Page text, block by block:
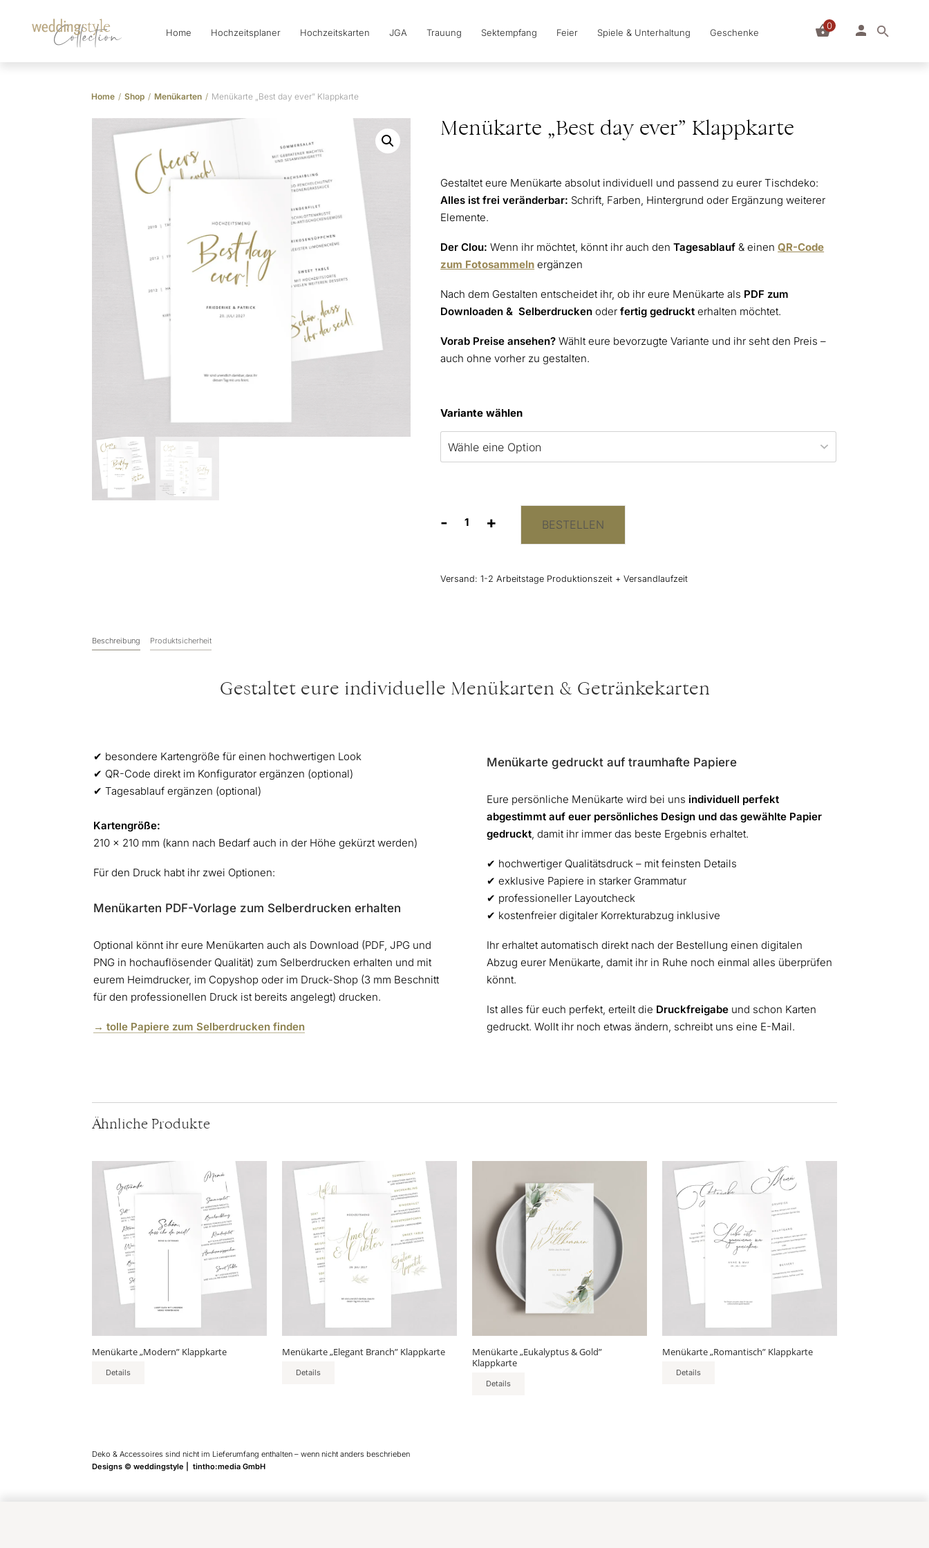
Collection Home Hochzeitsplaner Hochzeitskarten JGA Trauung Sektempfang Feier Spiele & Unterhaltung Geschenke
0
Home / Shop / Menükarten / Menükarte „Best day ever” Klappkarte
Menükarte „Best day ever” Klappkarte
Gestaltet eure Menükarte absolut individuell und passend zu eurer Tischdeko:
Alles ist frei veränderbar: Schrift, Farben, Hintergrund oder Ergänzung weiterer
Elemente.
Der Clou: Wenn ihr möchtet, könnt ihr auch denTagesablauf & einenQR-Code
zum Fotosammeln ergänzen
Nach dem Gestalten entscheidet ihr, ob ihr eure Menükarte als PDF zum
Downloaden & Selberdrucken oderfertig gedruckt erhalten möchtet.
Vorab Preise ansehen? Wählt eure bevorzugte Variante und ihr seht den Preis –
auch ohne vorher zu gestalten.
Variante wählen
-
Menükarte
ever"
+ BESTELLEN
Versand:1-2 Arbeitstage Produktionszeit + Versandlaufzeit
Beschreibung Produktsicherheit
Gestaltet eure individuelle Menükarten & Getränkekarten
✔︎ besondere Kartengröße für einen hochwertigen Look
✔︎ QR-Code direkt im Konfigurator ergänzen (optional)
✔︎ Tagesablauf ergänzen (optional)
Kartengröße:
210 x 210 mm (kann nach Bedarf auch in der Höhe gekürzt werden)
Für den Druck habt ihr zwei Optionen:
Menükarten PDF-Vorlage zum Selberdrucken erhalten
Optional könnt ihr eure Menükarten auch als Download (PDF, JPG und
PNG in hochauflösender Qualität) zum Selberdrucken erhalten und mit
eurem Heimdrucker, im Copyshop oder im Druck-Shop (3 mm Beschnitt
für den professionellen Druck ist bereits angelegt) drucken.
→ tolle Papiere zum Selberdrucken finden
Menükarte gedruckt auf traumhafte Papiere
Eure persönliche Menükarte wird bei uns individuell perfekt
abgestimmt auf euer persönliches Design und das gewählte Papier
gedruckt, damit ihr immer das beste Ergebnis erhaltet.
✔︎ hochwertiger Qualitätsdruck – mit feinsten Details
✔︎ exklusive Papiere in starker Grammatur
✔︎ professioneller Layoutcheck
✔︎ kostenfreier digitaler Korrekturabzug inklusive
Ihr erhaltet automatisch direkt nach der Bestellung einen digitalen
Abzug eurer Menükarte, damit ihr in Ruhe noch einmal alles überprüfen
könnt.
Ist alles für euch perfekt, erteilt die Druckfreigabe und schon Karten
gedruckt. Wollt ihr noch etwas ändern, schreibt uns eine E-Mail.
Ähnliche Produkte
Menükarte „Modern” Klappkarte
Details
Dieses
Produkt
weist
mehrere
Varianten
Optionen
können
Produktseite
werden
Menükarte „Elegant Branch” Klappkarte
Details
Dieses
Produkt
weist
mehrere
Varianten
Optionen
können
Produktseite
werden
Menükarte „Eukalyptus & Gold”
Klappkarte
Details
mehrere
Varianten
Optionen
können
werden
Menükarte „Romantisch” Klappkarte
Details
Dieses
Produkt
weist
mehrere
Varianten
Optionen
können
Produktseite
werden
Deko & Accessoires sind nicht im Lieferumfang enthalten – wenn nicht anders beschrieben
Designs © weddingstyle | tintho:media GmbH